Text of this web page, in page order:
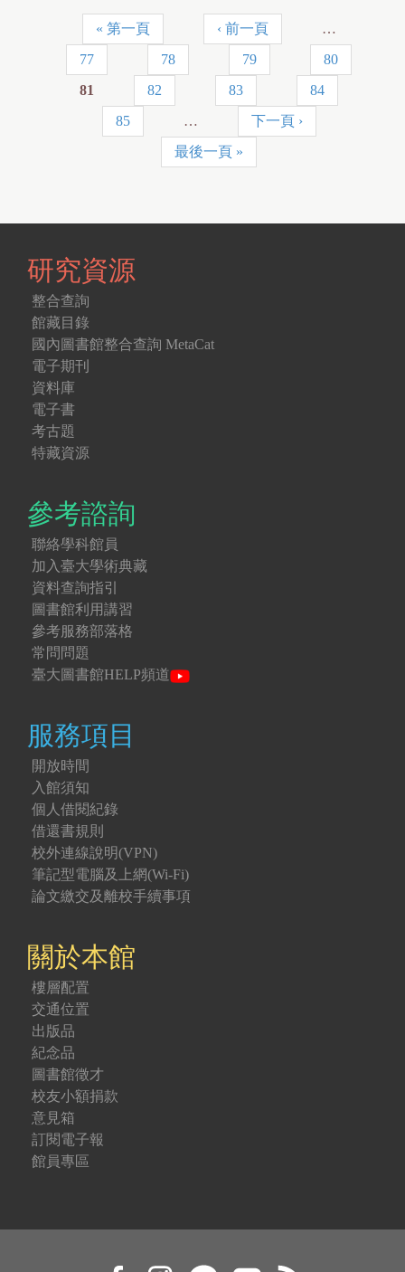
« 第一頁 ‹ 前一頁
…
77
78 79
80
81
82 83
84
85
…
下一頁 ›
最後一頁 »
研究資源
整合查詢
館藏目錄
國內圖書館整合查詢 MetaCat
電子期刊
資料庫
電子書
考古題
特藏資源
參考諮詢
聯絡學科館員
加入臺大學術典藏
資料查詢指引
圖書館利用講習
參考服務部落格
常問問題
臺大圖書館HELP頻道
服務項目
開放時間
入館須知
個人借閱紀錄
借還書規則
校外連線說明(VPN)
筆記型電腦及上網(Wi-Fi)
論文繳交及離校手續事項
關於本館
樓層配置
交通位置
出版品
紀念品
圖書館徵才
校友小額捐款
意見箱
訂閱電子報
館員專區